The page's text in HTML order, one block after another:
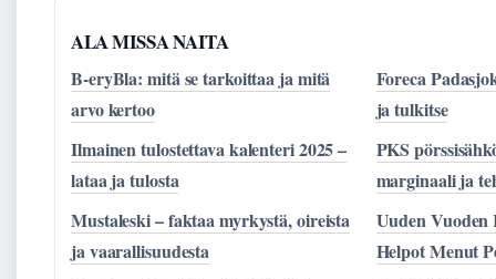
ALA MISSA NAITA
B-eryBla: mitä se tarkoittaa ja mitä
arvo kertoo
Foreca
ja tulkitse
Ilmainen tulostettava kalenteri 2025 –
lataa ja tulosta
PKS
marginaali ja
Mustaleski – faktaa myrkystä, oireista
ja vaarallisuudesta
Uuden Vuoden
Helpot Menut